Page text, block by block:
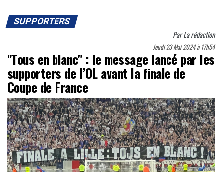
SUPPORTERS
ParLa rédaction
Jeudi 23 Mai 2024 à 17h54
"Tous en blanc" : le message lancé par les
supporters de l’OL avant la finale de
Coupe de France